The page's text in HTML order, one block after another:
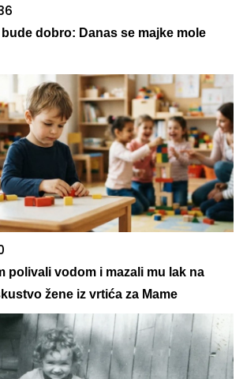
dobro: Danas se majke mole
polivali vodom i mazali mu lak na
žene iz vrtića za Mame